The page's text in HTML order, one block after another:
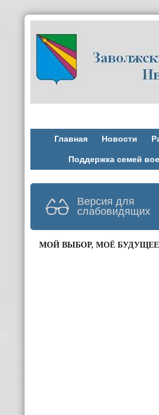
Главная Новости
Поддержка семей
Версия для
слабовидящих
МОЙ ВЫБОР, МОЁ БУДУЩЕЕ